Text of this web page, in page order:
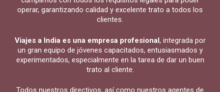
operar, garantizando calidad y excelente trato a todos los
clientes.
Viajes a India es una empresa profesional, integrada por
un gran equipo de jóvenes capacitados, entusiasmados y
experimentados, especialmente en la tarea de dar un buen
trato al cliente.
Todos nuestros directivos, así como nuestros agentes de